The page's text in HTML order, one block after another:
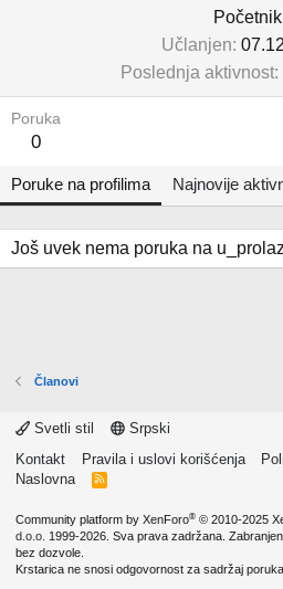
Početnik
Učlanjen
Poslednja aktivnost
Poruka
0
Poruke na profilima Najnovije
Još uvek nema poruka na
Članovi
Svetli stil
Srpski
Kontakt
Pravila i uslovi korišćenja
Naslovna
R
Community platform by XenForo® © 2010-2025
d.o.o. 1999-2026. Sva prava zadržana.
bez dozvole.
Krstarica ne snosi odgovornost za sadržaj poruka.